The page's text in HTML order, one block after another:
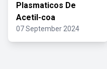
Plasmaticos De
Acetil-coa
07 September 2024